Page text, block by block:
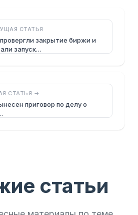
СТАТЬЯ
закрытие биржи и
запуск…
СТАТЬЯ →
приговор по делу о
статьи